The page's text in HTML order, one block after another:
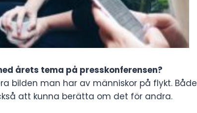
årets tema på presskonferensen?
bilden man har av människor på flykt. Både
att kunna berätta om det för andra.